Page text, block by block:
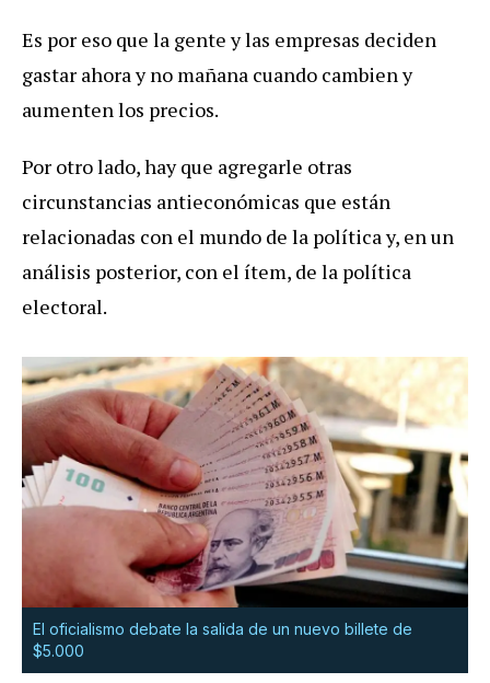
Es por eso que la gente y las empresas deciden
gastar ahora y no mañana cuando cambien y
aumenten los precios.
Por otro lado, hay que agregarle otras
circunstancias antieconómicas que están
relacionadas con el mundo de la política y, en un
análisis posterior, con el ítem, de la política
electoral.
El oficialismo debate la salida de un nuevo billete de
$5.000